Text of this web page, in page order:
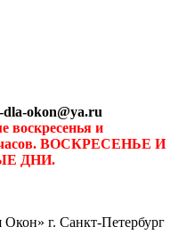
dla-okon@ya.ru
и
часов. ВОСКРЕСЕНЬЕ И
ДНИ.
г. Санкт-Петербург